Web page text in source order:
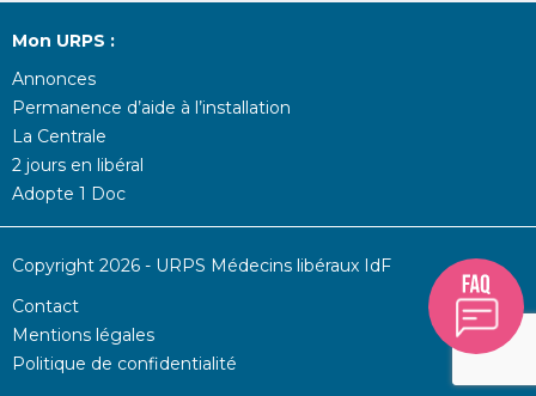
Mon URPS :
Annonces
Permanence d’aide à l’installation
La Centrale
2 jours en libéral
Adopte 1 Doc
Copyright 2026 - URPS Médecins libéraux IdF
Contact
Mentions légales
Politique de confidentialité